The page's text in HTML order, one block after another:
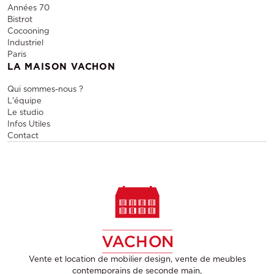
Années 70
Bistrot
Cocooning
Industriel
Paris
LA MAISON VACHON
Qui sommes-nous ?
L'équipe
Le studio
Infos Utiles
Contact
Vente et location de mobilier design, vente de meubles
contemporains de seconde main,